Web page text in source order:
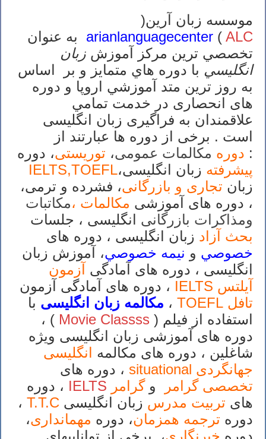
موسسه زبان آرين(
arianlanguagecenter( ALC
به عنوان
تخصصي ترين مركز آموزشزبان
انگليسي با دوره هاي متمايز و بر اساس
به روز ترين متد آموزشي اروپا و دوره
های انحصاری در خدمت تمامي
علاقمندان به فراگیری زبان انگلیسی
است . برخی از دوره ها عبارتند از
: دوره مکالمات عمومی، توریستی، دوره
پیشرفته زبان انگلیسی،IELTS,TOEFL
زبان تجاری و بازرگانی، فشرده و ترمی،
، دوره های آموزشی مکالمات ،مکاتبات
ومذاکرات بازرگانی انگلیسی ، جلسات
بحث آزاد زبان انگلیسی ، دوره های
خصوصي و نيمه خصوصي، آموزش زبان
انگلیسی ، دوره های آمادگی آزمون
آیلتس IELTS
، دوره های آمادگی آزمون
تافل TOEFL ، مکالمه زبان انگلیسی با
استفاده از فیلم ( Movie Classss ) ،
دوره های آموزشی زبان انگلیسی ویژه
شاغلین ، دوره های مکالمه انگلیسی
جهانگردی situational
، دوره های
تخصصی گرامر
وگرامر IELTS ، دوره
های تربیت مدرس زبان انگلیسی T.T.C ،
دوره ترجمه همزمان، دوره مهمانداری،
دوره خبرنگاری، برخی از تواناییهای